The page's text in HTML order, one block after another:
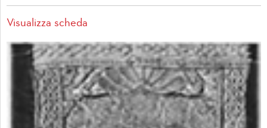
Visualizza scheda